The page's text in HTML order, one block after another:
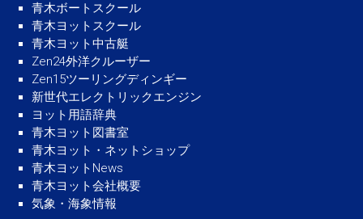
青木ボートスクール
青木ヨットスクール
青木ヨット中古艇
Zen24外洋クルーザー
Zen15ツーリングディンギー
新世代エレクトリックエンジン
ヨット用語辞典
青木ヨット図書室
青木ヨット・ネットショップ
青木ヨットNews
青木ヨット会社概要
気象・海象情報